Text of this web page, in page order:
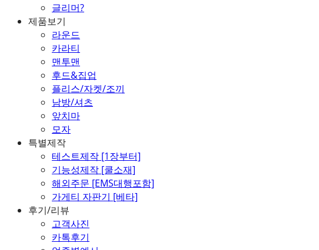
글리머?
제품보기
라운드
카라티
맨투맨
후드&집업
플리스/자켓/조끼
남방/셔츠
앞치마
모자
특별제작
테스트제작 [1장부터]
기능성제작 [쿨소재]
해외주문 [EMS대행포함]
가게티 자판기 [베타]
후기/리뷰
고객사진
카톡후기